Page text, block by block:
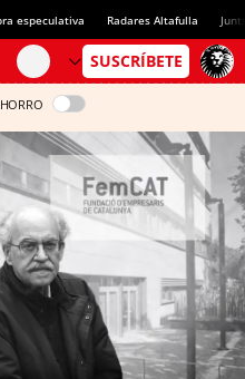
especulativa Radares Altafulla